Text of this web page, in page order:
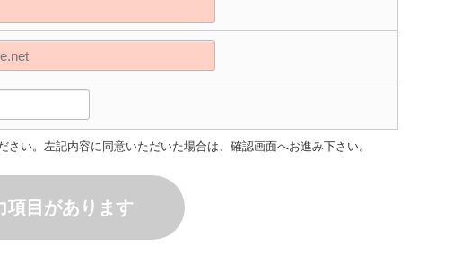
さい。左記内容に同意いただいた場合は、確認画面へお進み下さい。
項目があります